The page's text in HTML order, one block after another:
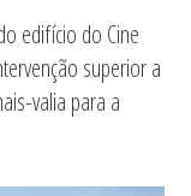
edifício do Cine
superior a
valia para a